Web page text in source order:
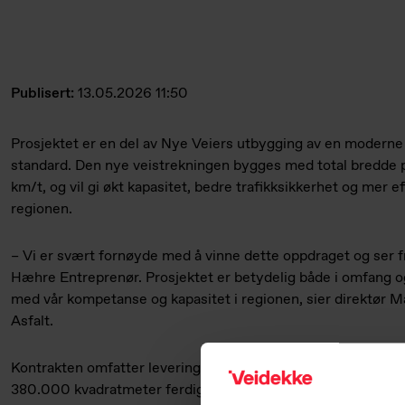
Publisert: 13.05.2026 11:50
Prosjektet er en del av Nye Veiers utbygging av en
standard. Den nye veistrekningen bygges med total bredde
km/t, og vil gi økt kapasitet, bedre trafikksikkerhet og mer
regionen.
– Vi er svært fornøyde med å vinne dette oppdraget og ser
Hæhre Entreprenør. Prosjektet er betydelig både i omfang
med vår kompetanse og kapasitet i regionen, sier direktør
Asfalt.
Kontrakten omfatter levering og utlegging av asfalt på hele
380.000 kvadratmeter ferdige veidekker. Dette tilsvarer